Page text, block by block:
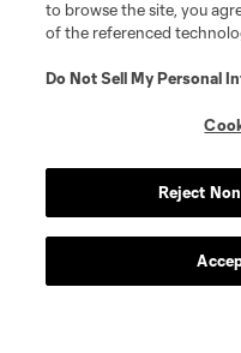
to browse the site, you
of the referenced
Do Not Sell My Personal
Reject